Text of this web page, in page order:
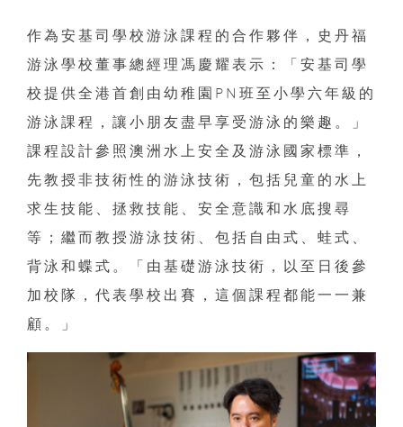
作為安基司學校游泳課程的合作夥伴，史丹福
游泳學校董事總經理馮慶耀表示：「安基司學
校提供全港首創由幼稚園PN班至小學六年級的
游泳課程，讓小朋友盡早享受游泳的樂趣。」
課程設計參照澳洲水上安全及游泳國家標準，
先教授非技術性的游泳技術，包括兒童的水上
求生技能、拯救技能、安全意識和水底搜尋
等；繼而教授游泳技術、包括自由式、蛙式、
背泳和蝶式。「由基礎游泳技術，以至日後參
加校隊，代表學校出賽，這個課程都能一一兼
顧。」